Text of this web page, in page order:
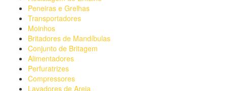
Peneiras e Grelhas
Transportadores
Moinhos
Britadores de Mandíbulas
Conjunto de Britagem
Alimentadores
Perfuratrizes
Compressores
Lavadores de Areia